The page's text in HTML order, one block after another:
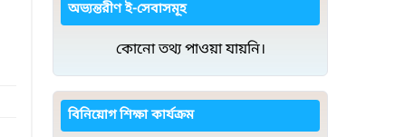
অভ্যন্তরীণ ই-সেবাসমূহ
কোনো তথ্য পাওয়া যায়নি।
বিনিয়োগ শিক্ষা কার্যক্রম